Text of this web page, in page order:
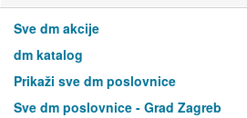
Sve dm akcije
dm katalog
Prikaži sve dm poslovnice
Sve dm poslovnice - Grad Zagreb